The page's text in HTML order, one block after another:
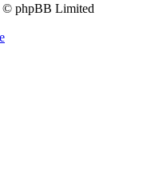
© phpBB Limited